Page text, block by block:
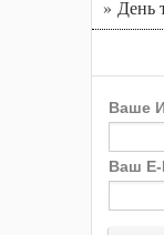
» День
Ваше
Ваш